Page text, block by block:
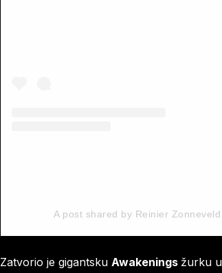
A post shared by Reinier
Zatvorio je gigantsku Awakenings žurku